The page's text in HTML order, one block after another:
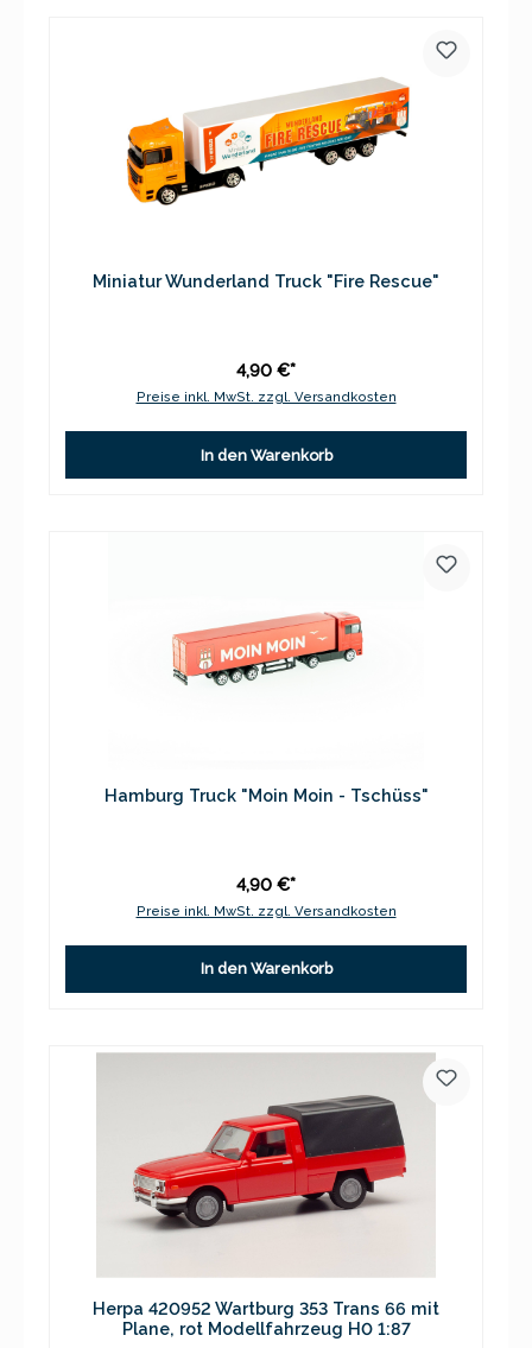
Miniatur Wunderland Truck "Fire Rescue"
4,90 €*
Preise inkl. MwSt. zzgl. Versandkosten
In den Warenkorb
Hamburg Truck "Moin Moin - Tschüss"
4,90 €*
Preise inkl. MwSt. zzgl. Versandkosten
In den Warenkorb
Herpa 420952 Wartburg 353 Trans 66 mit
Plane, rot Modellfahrzeug H0 1:87